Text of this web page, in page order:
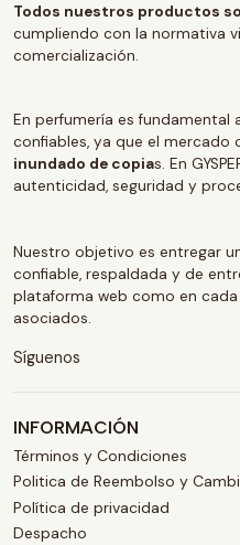
Todos nuestros productos
cumpliendo con la normativa
comercialización.
En perfumería es fundamental
confiables, ya que el mercado
inundado de copias. En
autenticidad, seguridad y
Nuestro objetivo es entregar
confiable, respaldada y de
plataforma web como en
asociados.
Síguenos
INFORMACIÓN
Términos y Condiciones
Politica de Reembolso y
Política de privacidad
Despacho